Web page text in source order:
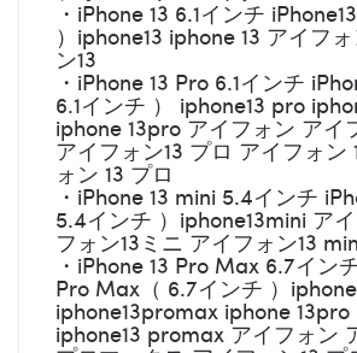
・iPhone 13 6.1インチ
）iphone13 iphone 13 アイフ
ン13
・iPhone 13 Pro 6.1インチ
6.1インチ ） iphone13 pro
iphone 13pro アイフォン アイ
アイフォン13 プロ アイフォン
ォン 13 プロ
・iPhone 13 mini 5.4インチ
5.4インチ ）iphone13mini ア
フォン13ミニ アイフォン13
・iPhone 13 Pro Max 6.7イン
Pro Max（ 6.7インチ ）
iphone13promax iphone 13pro
iphone13 promax アイフォン